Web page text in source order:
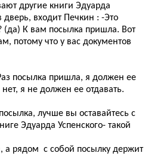
другие книги Эдуарда
дверь, входит Печкин : -Это
К вам посылка пришла. Вот
потому что у вас документов
посылка пришла, я должен ее
я не должен ее отдавать.
лучше вы оставайтесь с
Эдуарда Успенского- такой
а рядом с собой посылку держит